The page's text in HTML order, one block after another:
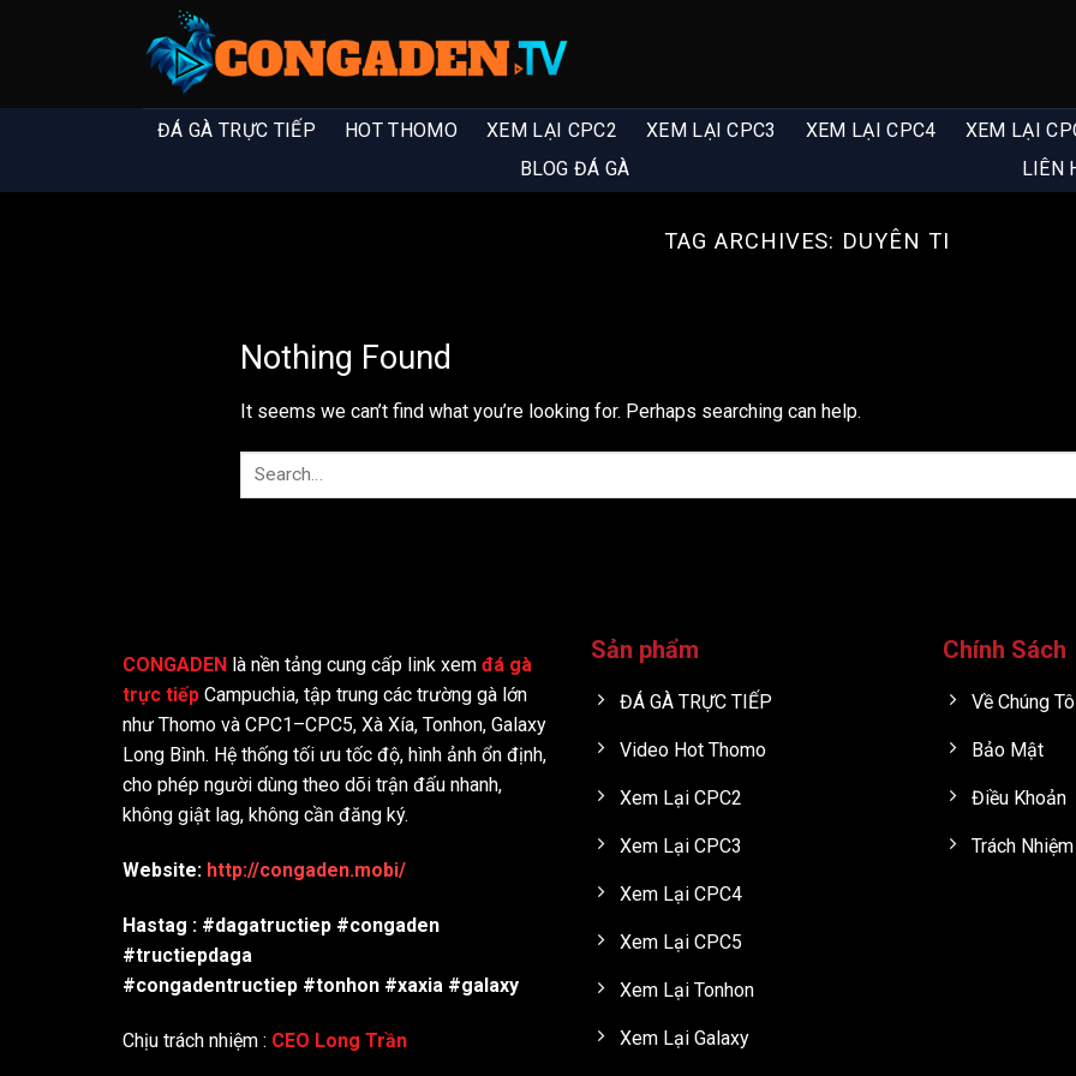
ĐÁ GÀ TRỰC TIẾP HOT THOMO XEM LẠI CPC2 XEM LẠI CPC3 XEM LẠI CPC4
XEM LẠI
BLOG ĐÁ GÀ
LIÊN
TAG ARCHIVES: DUYÊN TI
Nothing Found
It seems we can’t find what you’re looking for. Perhaps searching can help.
CONGADEN là nền tảng cung cấp link xem đá gà
trực tiếp Campuchia, tập trung các trường gà lớn
như Thomo và CPC1–CPC5, Xà Xía, Tonhon, Galaxy
Long Bình. Hệ thống tối ưu tốc độ, hình ảnh ổn định,
cho phép người dùng theo dõi trận đấu nhanh,
không giật lag, không cần đăng ký.
Website: http://congaden.mobi/
Hastag : #dagatructiep #congaden
#tructiepdaga
#congadentructiep #tonhon #xaxia #galaxy
Chịu trách nhiệm : CEO Long Trần
Sản phẩm
ĐÁ GÀ TRỰC TIẾP
Video Hot Thomo
Xem Lại CPC2
Xem Lại CPC3
Xem Lại CPC4
Xem Lại CPC5
Xem Lại Tonhon
Xem Lại Galaxy
Chính Sách
Về Chúng
Bảo Mật
Điều Khoản
Trách Nhiệm